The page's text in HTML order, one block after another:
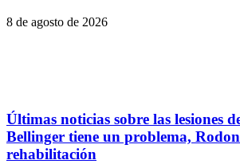
8 de agosto de 2026
Últimas noticias sobre las lesiones
Bellinger tiene un problema,
rehabilitación